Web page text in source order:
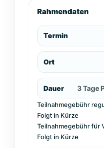
Rahmendaten
Termin
Ort
Dauer 3 Tage
Teilnahmegebühr
Folgt in Kürze
Teilnahmegebühr für
Folgt in Kürze